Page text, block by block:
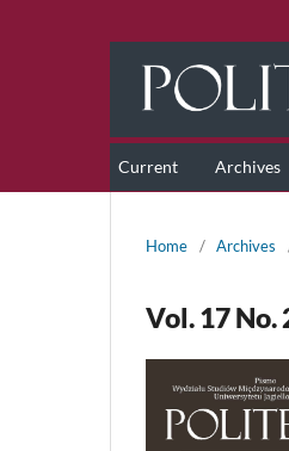
Current Archives
Home / Archives
Vol. 17 No.